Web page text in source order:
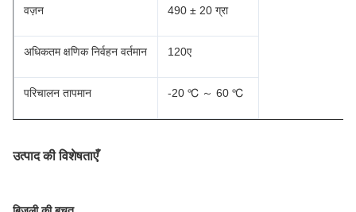
वज़न 490 ± 20 ग्रा
अधिकतम क्षणिक निर्वहन वर्तमान 120ए
परिचालन तापमान -20 ℃ ～ 60 ℃
उत्पाद की विशेषताएँ